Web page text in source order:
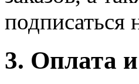
подписаться
3. Оплата